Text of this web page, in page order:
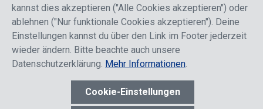
Sicher einkaufen
* Alle Preise sind einschließlich der Rabatte, die je nach Login,
kannst dies akzeptieren ("Alle Cookies akzeptieren") oder
ablehnen ("Nur funktionale Cookies akzeptieren"). Deine
Einstellungen kannst du über den Link im Footer jederzeit
wieder ändern. Bitte beachte auch unsere
Datenschutzerklärung. Mehr Informationen.
Cookie-Einstellungen